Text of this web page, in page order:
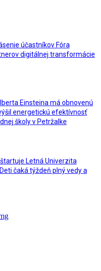
účastníkov Fóra
digitálnej transformácie
Einsteina má obnovenú
energetickú efektívnosť
školy v Petržalke
Letná Univerzita
čaká týždeň plný vedy a